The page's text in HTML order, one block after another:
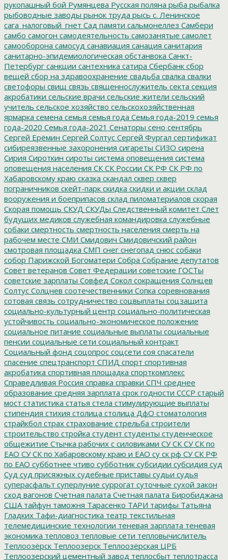
рукопашный бой Румянцева Русская поляна рыба рыбалка
рыбоводные заводы рынок труда рысь с. Ленинское
сага_налоговый_гнет Сад памяти сальмонеллез Самбери
самбо самогон самодеятельность самозанятые самолет
самооборона самосуд санавиация санация санитария
санитарно-эпидемиологическая обстанвока Санкт-
Петербург санкции сантехника сатира Сбербанк сбор
вещей сбор на здравоохранение свадьба свалка свалки
светофоры свищ связь священнослужитель секта секция
акробатики сельские врачи сельские жители сельский
учитель сельское хозяйство сельскохозяйственная
ярмарка семена семья семья года Семья года-2019 семья
года-2020 Семья года-2021 Сенаторы сено сентябрь
Сергей Ерёмин Сергей Солтус Сергей Фургал сертификат
сибиреязвенные захоронения сигареты СИЗО сирена
Сирия Сироткин сироты система оповещения система
оповещения населения СК СК России СК РФ СК РФ по
Хабаровскому краю сказка скандал сквер сквер
пограничников скейт-парк скидка скидки и акции склад
вооружения и боеприпасов склад пиломатериалов скорая
Скорая помощь СКУД СКУДы Следственный комитет Слет
будущих медиков служебная командировка служебные
собаки смертность смертность населения смерть на
рабочем месте СМИ Смидович Смидовичский район
смотровая площадка СМП снег снегопад снюс собаки
собор Парижской Богоматери Собра Собрание депутатов
Совет ветеранов Совет Федерации советские ГОСТы
советские зарплаты Совфед Сокол сокращения Солнцев
Солтус Солцнев соотечественники Сопка соревнования
сотовая связь сотрудничество соцвыплаты соцзащита
социально-культурный центр социально-политическая
устойчивость социально-экономическое положение
социальное питание социальные выплаты социальные
пенсии социальные сети социальный контракт
Социальный фонд соцопрос соцсети соя спасатели
спасение спецтранспорт СПИД спорт спортивная
акробатика спортивная площадка спорткомплекс
Справедливая Россия справка справки СПЧ среднее
образование средняя зарплата срок годности СССР старый
мост статистика статья стела стимулирующие выплаты
стипендия стихия столица столица ДфО стоматология
страйкбол страх страхование стрельба строители
строительство стройка студент студенты студенческое
общежитие Стычка рабочих с силовиками СУ СК СУ СК по
ЕАО СУ СК по Хабаровскому краю и ЕАО су ск рф СУ СК РФ
по ЕАО субботнее чтиво субботник субсидии субсидия суд
Суд суд присяжных судебные приставы судьи судья
суперасфальт суперлуние суррогат суточные сухой закон
сход вагонов Счетная палата Счетная палата Биробиджана
США тайфун таможня Тарасенко ТАРИ тарифы Татьяна
Гладких Тафи-диагностика театр текстильная
телемедицинские технологии теневая зарплата теневая
экономика тепловоз тепловые сети тепловычислитель
Теплоозёрск Теплоозерск Теплоозёрская ЦРБ
Теплоозерский цементный завод теплосбыт теплотрасса